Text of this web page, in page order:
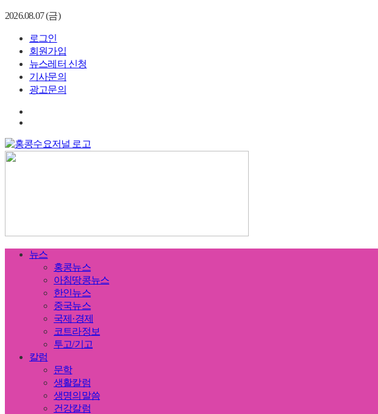
2026.08.07 (금)
로그인
회원가입
뉴스레터 신청
기사문의
광고문의
뉴스
홍콩뉴스
아침땅콩뉴스
한인뉴스
중국뉴스
국제·경제
코트라정보
투고/기고
칼럼
문학
생활칼럼
생명의말씀
건강칼럼